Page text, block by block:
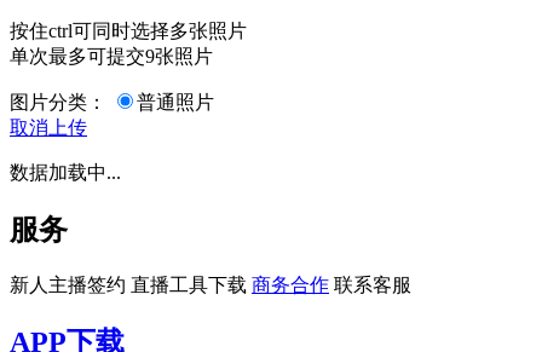
按住ctrl可同时选择多张照片
单次最多可提交9张照片
图片分类：
普通照片
取消 上传
数据加载中...
服务
新人主播签约 直播工具下载 商务合作 联系客服
APP下载